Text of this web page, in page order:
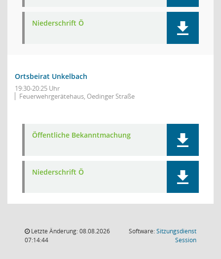
Niederschrift Ö
Ortsbeirat Unkelbach
19:30-20:25 Uhr
Feuerwehrgerätehaus, Oedinger Straße
Öffentliche Bekanntmachung
Niederschrift Ö
Letzte Änderung: 08.08.2026
07:14:44
Software:Sitzungsdienst
Session(Wird in